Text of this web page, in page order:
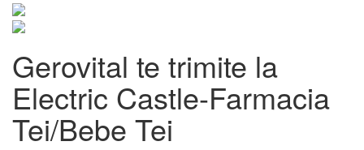
Gerovital te trimite la
Electric Castle-Farmacia
Tei/Bebe Tei